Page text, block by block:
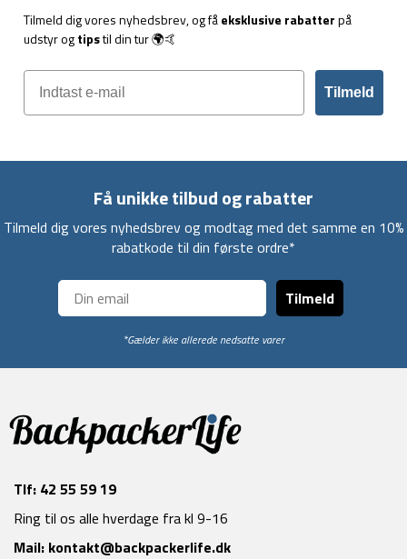
Tilmeld dig vores nyhedsbrev, og fåeksklusive rabatterpå
udstyr ogtipstil din tur 🌍🤙
Tilmeld
Få unikke tilbud og rabatter
Tilmeld dig vores nyhedsbrev og modtag med det samme en 10%
rabatkode til din første ordre*
Tilmeld
*Gælder ikke allerede nedsatte varer
Tlf: 42 55 59 19
Ring til os alle hverdage fra kl 9-16
Mail: kontakt@backpackerlife.dk